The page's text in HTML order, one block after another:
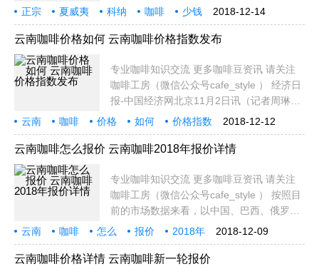
神震怒，家园瞬间付之一炬，却也爱震怒之
后的女神留下的眼泪，高温浓稠的岩浆，冷
却后形成了特殊的土质，成为科纳咖啡得天
2018-12-14
正宗 夏威夷 科纳 咖啡
少钱
咖啡豆
一磅 价格 多少 专
云南咖啡价格如何 云南咖啡价格指数发布
专业咖啡知识交流 更多咖啡豆资讯 请关注
咖啡工房（微信公众号cafe_style ） 经济日
报-中国经济网北京11月2日讯（记者周琳）
新华云南（普洱）咖啡价格指数日前在北京
正式发布，新华社副社长兼秘书长刘正荣、
云南省副省长张国华等出席。价格指数旨在
2018-12-12
云南 咖啡 价格 如何
价格指数
发布
专业 知识 交
云南咖啡怎么报价 云南咖啡2018年报价详情
专业咖啡知识交流 更多咖啡豆资讯 请关注
咖啡工房（微信公众号cafe_style ） 按照目
前的市场数据来看，以中国、巴西、俄罗
斯、印度、南非为代表的新兴国家目前消费
咖啡占全球总量的20%，至2020年，这一比
重将达到35% 云南咖啡交易中心位于我国主
2018-12-09
云南 咖啡 怎么 报价
2018年
详情
专业 知识
云南咖啡价格详情 云南咖啡新一轮报价